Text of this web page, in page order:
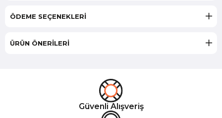
ÖDEME SEÇENEKLERI
ÜRÜN ÖNERILERI
Güvenli Alışveriş